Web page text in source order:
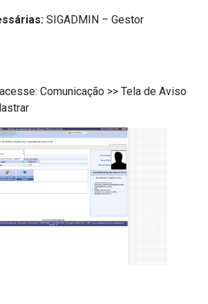
SIGADMIN – Gestor
Comunicação >> Tela de Aviso